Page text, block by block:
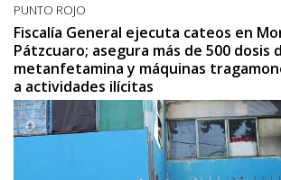
PUNTO ROJO
Fiscalía General ejecuta cateos en
Pátzcuaro; asegura más de 500 dosis
metanfetamina y máquinas
a actividades ilícitas